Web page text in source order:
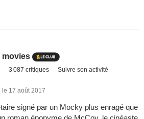
movies
3 087 critiques Suivre son activité
le 17 août 2017
signé par un Mocky plus enragé que